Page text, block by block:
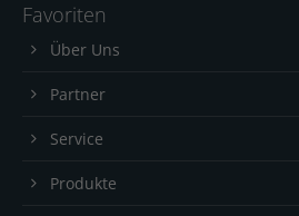
Favoriten
Über Uns
Partner
Service
Produkte